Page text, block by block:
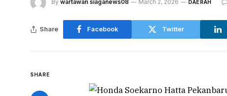
By wartawan siaganews08 March 2, 2026 DAERAH
Share Facebook Twitter
SHARE